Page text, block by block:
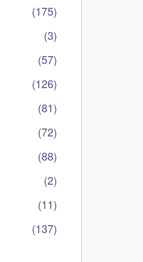
(175)
(3)
(57)
(126)
(81)
(72)
(88)
(2)
(11)
(137)